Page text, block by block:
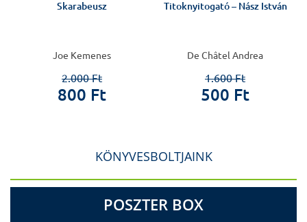
Skarabeusz
Joe Kemenes
2.000 Ft
800 Ft
Titoknyitogató – Nász István
De Châtel Andrea
1.600 Ft
500 Ft
KÖNYVESBOLTJAINK
POSZTER BOX